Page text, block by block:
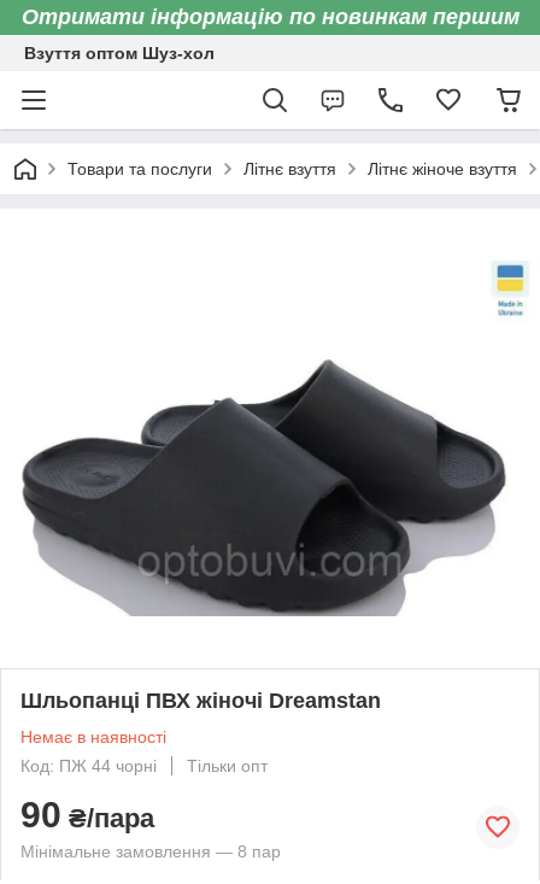
Отримати інформацію по новинкам першим
Взуття оптом Шуз-хол
Товари та послуги Літнє взуття Літнє жіноче взуття
Шльопанці ПВХ жіночі Dreamstan
Немає в наявності
Код: ПЖ 44 чорні
Тільки опт
90 ₴/пара
Мінімальне замовлення — 8 пар